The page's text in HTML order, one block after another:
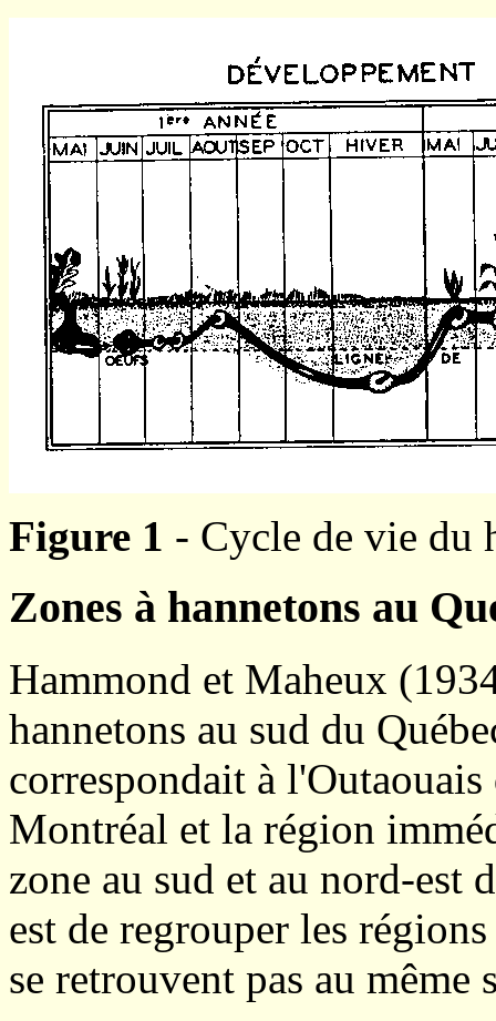
Figure 1 - Cycle de vie du
Zones à hannetons au
Hammond et Maheux
hannetons au sud du
correspondait à
Montréal et la région
zone au sud et au nord-est
est de regrouper les
se retrouvent pas au même